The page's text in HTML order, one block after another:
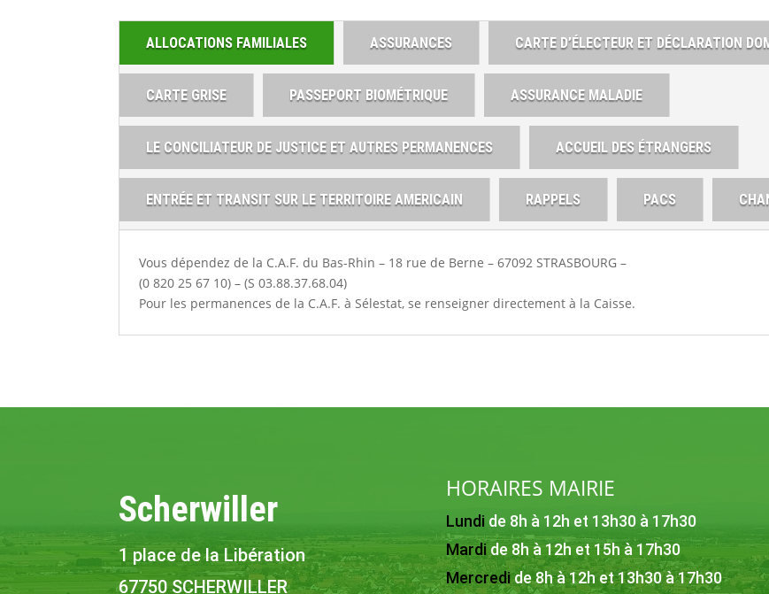
ALLOCATIONS FAMILIALES ASSURANCES CARTE D’ÉLECTEUR ET DÉCLARATION
CARTE GRISE PASSEPORT BIOMÉTRIQUE ASSURANCE MALADIE
LE CONCILIATEUR DE JUSTICE ET AUTRES PERMANENCES ACCUEIL DES ÉTRANGERS
ENTRÉE ET TRANSIT SUR LE TERRITOIRE AMERICAIN RAPPELS PACS
Vous dépendez de la C.A.F. du Bas-Rhin – 18 rue de Berne – 67092 STRASBOURG –
(0 820 25 67 10) – (S 03.88.37.68.04)
Pour les permanences de la C.A.F. à Sélestat, se renseigner directement à la Caisse.
Scherwiller
1 place de la Libération
67750 SCHERWILLER
HORAIRES MAIRIE
Lundi de 8h à 12h et 13h30 à 17h30
Mardide 8h à 12h et 15h à 17h30
Mercredide 8h à 12h et 13h30 à 17h30